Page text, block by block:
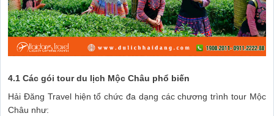
4.1 Các gói tour du lịch Mộc Châu phổ biến
Hải Đăng Travel hiện tổ chức đa dạng các chương trình tour Mộc
Châu như: